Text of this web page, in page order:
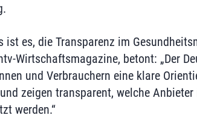
ist es, die Transparenz im
Wirtschaftsmagazine, betont: „Der
und Verbrauchern eine klare
zeigen transparent, welche Anbieter
werden.“